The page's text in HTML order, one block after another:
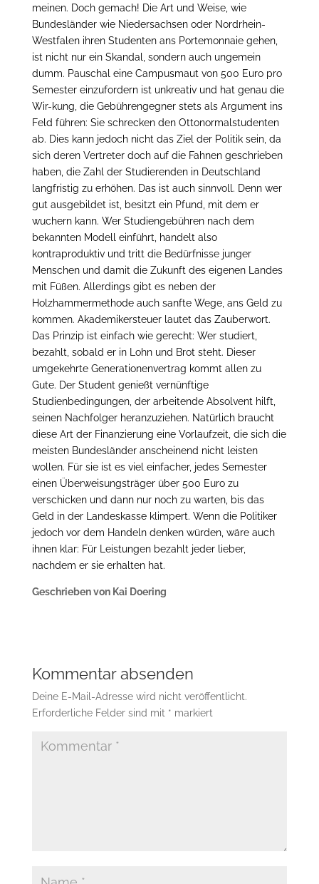
meinen. Doch gemach! Die Art und Weise, wie
Bundesländer wie Niedersachsen oder Nordrhein-
Westfalen ihren Studenten ans Portemonnaie gehen,
ist nicht nur ein Skandal, sondern auch ungemein
dumm. Pauschal eine Campusmaut von 500 Euro pro
Semester einzufordern ist unkreativ und hat genau die
Wir-kung, die Gebührengegner stets als Argument ins
Feld führen: Sie schrecken den Ottonormalstudenten
ab. Dies kann jedoch nicht das Ziel der Politik sein, da
sich deren Vertreter doch auf die Fahnen geschrieben
haben, die Zahl der Studierenden in Deutschland
langfristig zu erhöhen. Das ist auch sinnvoll. Denn wer
gut ausgebildet ist, besitzt ein Pfund, mit dem er
wuchern kann. Wer Studiengebühren nach dem
bekannten Modell einführt, handelt also
kontraproduktiv und tritt die Bedürfnisse junger
Menschen und damit die Zukunft des eigenen Landes
mit Füßen. Allerdings gibt es neben der
Holzhammermethode auch sanfte Wege, ans Geld zu
kommen. Akademikersteuer lautet das Zauberwort.
Das Prinzip ist einfach wie gerecht: Wer studiert,
bezahlt, sobald er in Lohn und Brot steht. Dieser
umgekehrte Generationenvertrag kommt allen zu
Gute. Der Student genießt vernünftige
Studienbedingungen, der arbeitende Absolvent hilft,
seinen Nachfolger heranzuziehen. Natürlich braucht
diese Art der Finanzierung eine Vorlaufzeit, die sich die
meisten Bundesländer anscheinend nicht leisten
wollen. Für sie ist es viel einfacher, jedes Semester
einen Überweisungsträger über 500 Euro zu
verschicken und dann nur noch zu warten, bis das
Geld in der Landeskasse klimpert. Wenn die Politiker
jedoch vor dem Handeln denken würden, wäre auch
ihnen klar: Für Leistungen bezahlt jeder lieber,
nachdem er sie erhalten hat.
Geschrieben von Kai Doering
Kommentar absenden
Deine E-Mail-Adresse wird nicht veröffentlicht.
Erforderliche Felder sind mit * markiert